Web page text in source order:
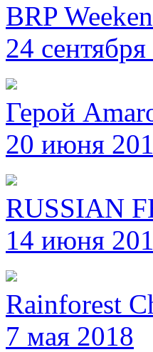
BRP
24
Герой
20 июня
RUSSIAN
14 июня
Rainforest
7 мая 2018